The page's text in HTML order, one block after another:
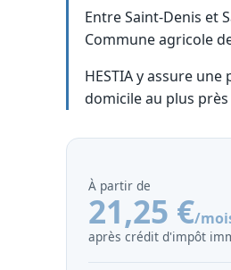
Entre Saint-Denis et
Commune agricole
HESTIA y assure
domicile au plus
À partir de
21,25 €/
après crédit d'impôt